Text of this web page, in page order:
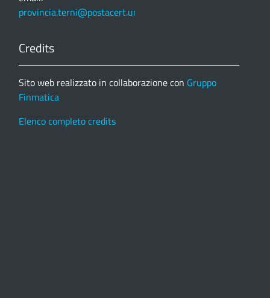
provincia.terni@postacert.umbria.it
Credits
Sito web realizzato in collaborazione con Gruppo
Finmatica
Elenco completo credits